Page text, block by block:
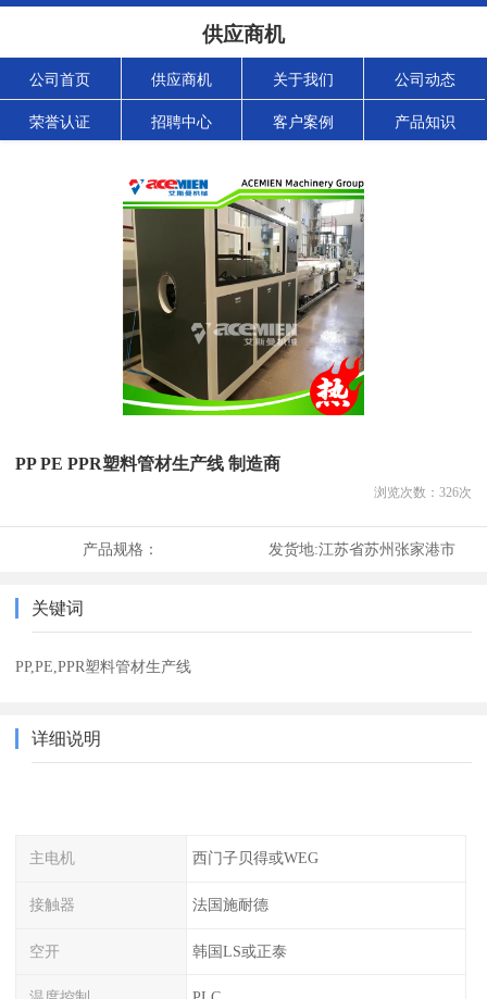
供应商机
公司首页 供应商机 关于我们 公司动态
荣誉认证 招聘中心 客户案例 产品知识
PP PE PPR塑料管材生产线 制造商
浏览次数： 326次
产品规格： 发货地:江苏省苏州张家港市
关键词
PP,PE,PPR塑料管材生产线
详细说明
主电机 西门子贝得或WEG
接触器 法国施耐德
空开 韩国LS或正泰